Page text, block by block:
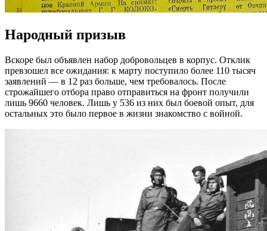
Народный призыв
Вскоре был объявлен набор добровольцев в корпус. Отклик
превзошел все ожидания: к марту поступило более 110 тысяч
заявлений — в 12 раз больше, чем требовалось. После
строжайшего отбора право отправиться на фронт получили
лишь 9660 человек. Лишь у 536 из них был боевой опыт, для
остальных это было первое в жизни знакомство с войной.